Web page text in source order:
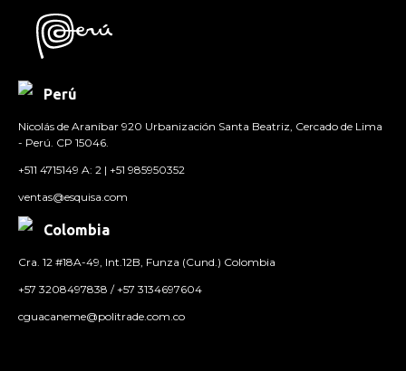
Perú
Nicolás de Araníbar 920 Urbanización Santa Beatriz, Cercado de Lima
- Perú. CP 15046.
+511 4715149 A: 2 | +51 985950352
ventas@esquisa.com
Colombia
Cra. 12 #18A-49, Int.12B, Funza (Cund.) Colombia
+57 3208497838 / +57 3134697604
cguacaneme@politrade.com.co